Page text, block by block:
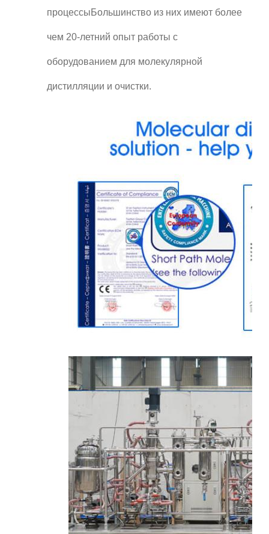
процессыБольшинство из них имеют более
чем 20-летний опыт работы с
оборудованием для молекулярной
дистилляции и очистки.